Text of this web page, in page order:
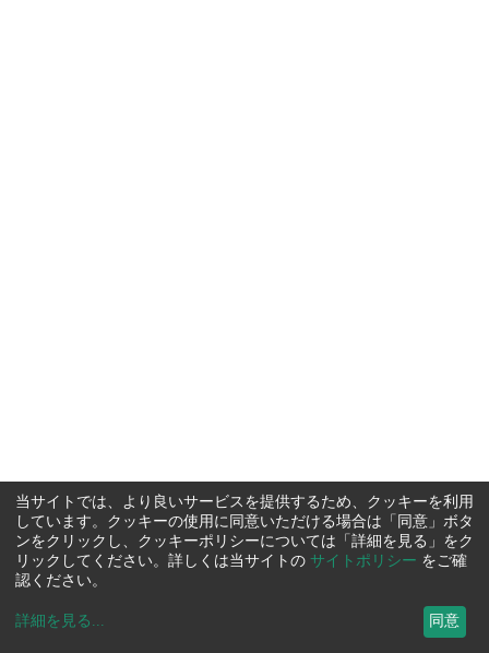
当サイトでは、より良いサービスを提供するため、クッキーを利用
しています。クッキーの使用に同意いただける場合は「同意」ボタ
ンをクリックし、クッキーポリシーについては「詳細を見る」をク
リックしてください。詳しくは当サイトの サイトポリシー をご確
認ください。
詳細を見る ... 同意